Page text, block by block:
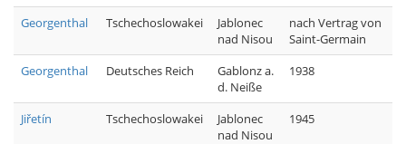
Georgenthal
Tschechoslowakei
Jablonec
nad Nisou
nach Vertrag von
Saint-Germain
Georgenthal
Deutsches Reich
Gablonz a.
d. Neiße
1938
Jiřetín Tschechoslowakei
Jablonec
nad Nisou
1945